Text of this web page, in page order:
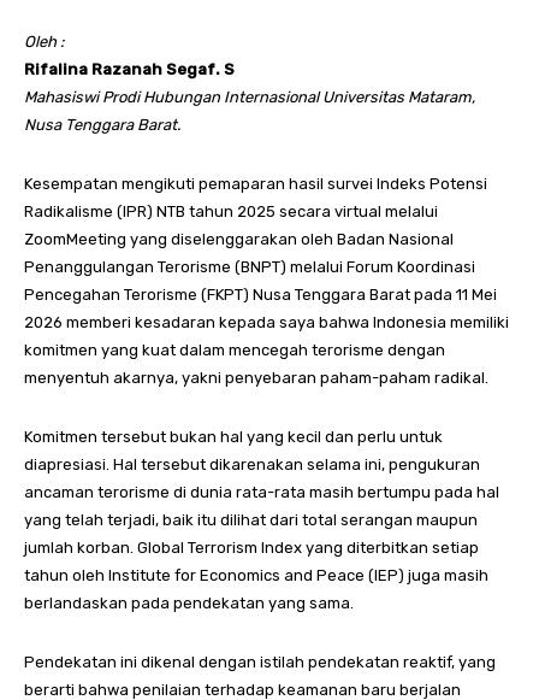
Oleh :
Rifalina Razanah Segaf. S
Mahasiswi Prodi Hubungan Internasional Universitas Mataram,
Nusa Tenggara Barat.
Kesempatan mengikuti pemaparan hasil survei Indeks Potensi
Radikalisme (IPR) NTB tahun 2025 secara virtual melalui
ZoomMeeting yang diselenggarakan oleh Badan Nasional
Penanggulangan Terorisme (BNPT) melalui Forum Koordinasi
Pencegahan Terorisme (FKPT) Nusa Tenggara Barat pada 11 Mei
2026 memberi kesadaran kepada saya bahwa Indonesia memiliki
komitmen yang kuat dalam mencegah terorisme dengan
menyentuh akarnya, yakni penyebaran paham-paham radikal.
Komitmen tersebut bukan hal yang kecil dan perlu untuk
diapresiasi. Hal tersebut dikarenakan selama ini, pengukuran
ancaman terorisme di dunia rata-rata masih bertumpu pada hal
yang telah terjadi, baik itu dilihat dari total serangan maupun
jumlah korban. Global Terrorism Index yang diterbitkan setiap
tahun oleh Institute for Economics and Peace (IEP) juga masih
berlandaskan pada pendekatan yang sama.
Pendekatan ini dikenal dengan istilah pendekatan reaktif, yang
berarti bahwa penilaian terhadap keamanan baru berjalan